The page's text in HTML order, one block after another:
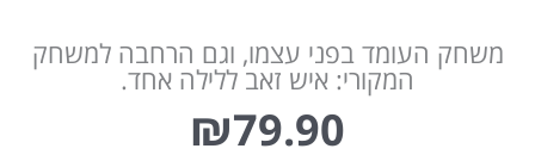
משחק העומד בפני עצמו, וגם הרחבה למשחק
המקורי: איש זאב ללילה אחד.
₪79.90